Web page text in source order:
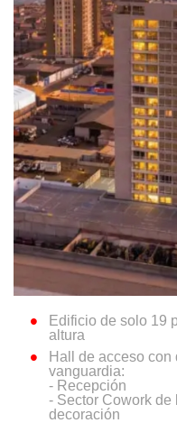
Edificio de solo 19
altura
Hall de acceso con
vanguardia:
- Recepción
- Sector Cowork de
decoración